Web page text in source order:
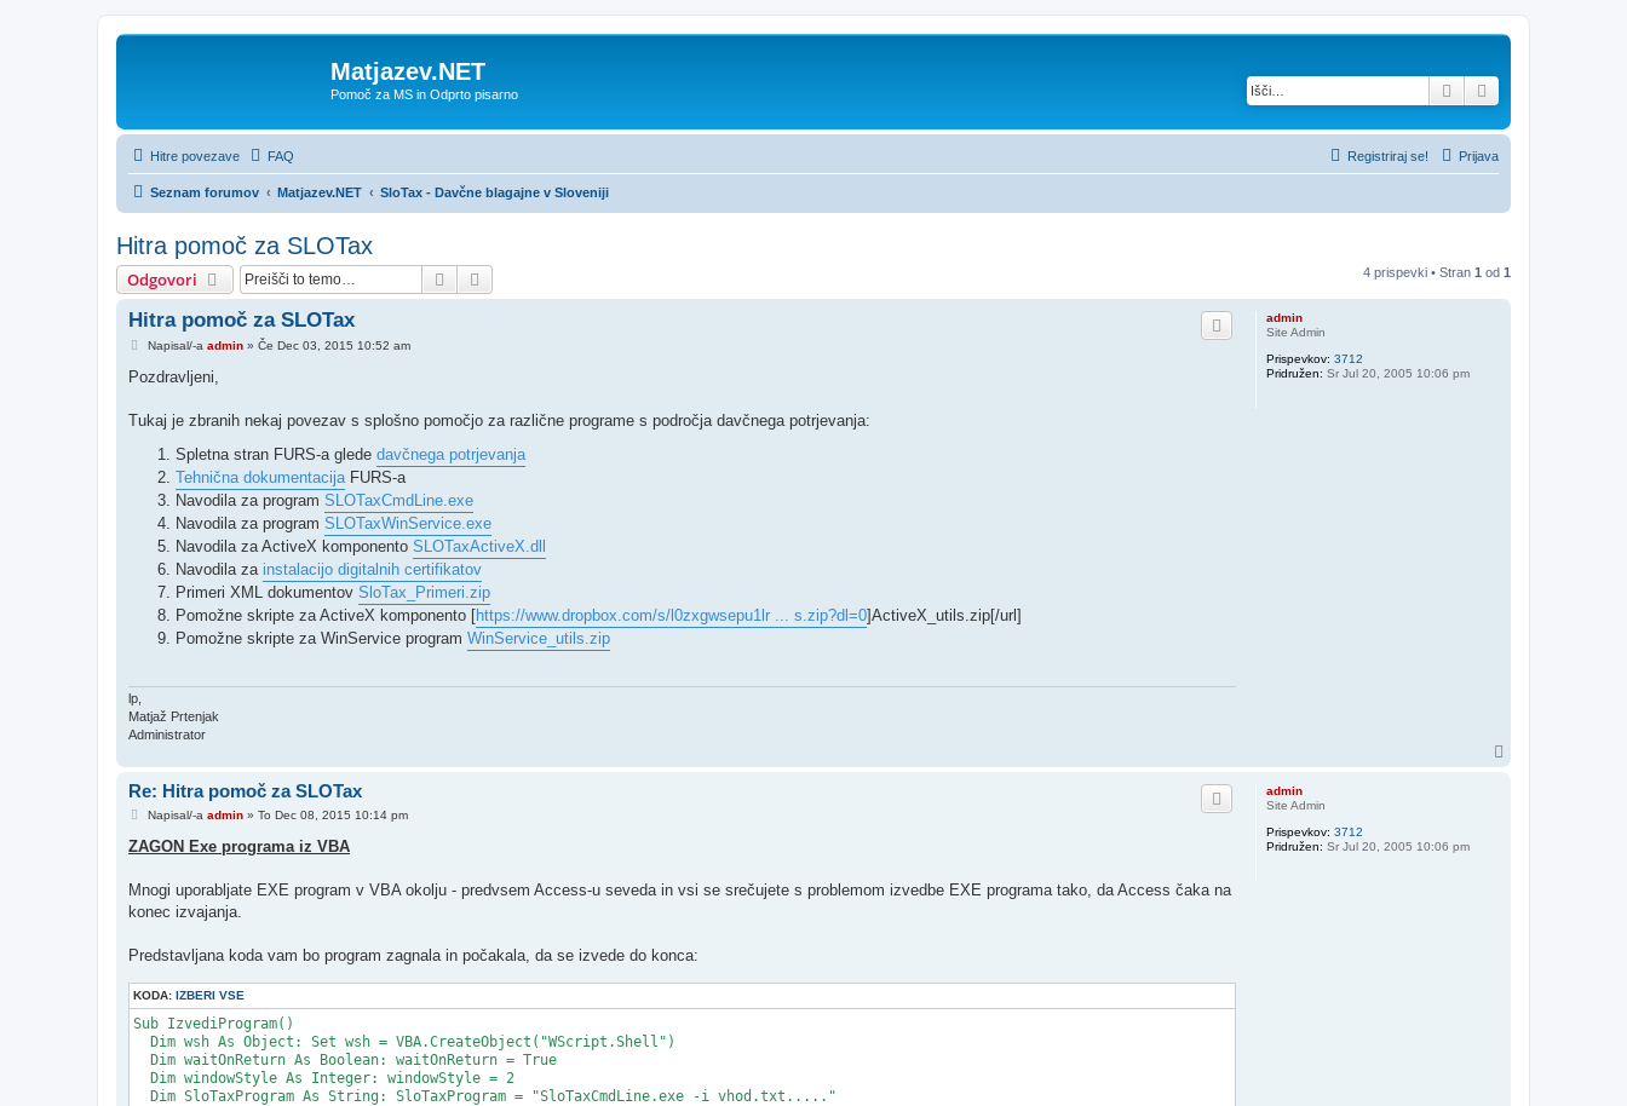
Matjazev.NET
Pomoč za MS in Odprto pisarno Iskanje
Hitre povezave FAQ Prijava
Registriraj se!
Seznam forumov Matjazev.NET SloTax - Davčne blagajne v Sloveniji
Hitra pomoč za SLOTax
Odgovori Iskanje 4 prispevki • Stran 1 od 1
admin
Site Admin
Prispevkov: 3712
Pridružen: Sr Jul 20, 2005 10:06 pm
Hitra pomoč za SLOTax
O
g
o
Napisal/-a admin» Če Dec 03, 2015 10:52 am
Pozdravljeni,
Tukaj je zbranih nekaj povezav s splošno pomočjo za različne programe s področja davčnega potrjevanja:
Spletna stran FURS-a glede davčnega potrjevanja
Tehnična dokumentacija FURS-a
Navodila za program SLOTaxCmdLine.exe
Navodila za program SLOTaxWinService.exe
Navodila za ActiveX komponento SLOTaxActiveX.dll
Navodila za instalacijo digitalnih certifikatov
Primeri XML dokumentov SloTax_Primeri.zip
Pomožne skripte za ActiveX komponento [https://www.dropbox.com/s/l0zxgwsepu1lr ... s.zip?dl=0]ActiveX_utils.zip[/url]
Pomožne skripte za WinService program WinService_utils.zip
lp,
Matjaž Prtenjak
Administrator
admin
Site Admin
Prispevkov: 3712
Pridružen: Sr Jul 20, 2005 10:06 pm
Re: Hitra pomoč za SLOTax
O
g
o
o
Napisal/-a admin» To Dec 08, 2015 10:14 pm
ZAGON Exe programa iz VBA
Mnogi uporabljate EXE program v VBA okolju - predvsem Access-u seveda in vsi se srečujete s problemom izvedbe EXE programa tako, da Access čaka na
konec izvajanja.
Predstavljana koda vam bo program zagnala in počakala, da se izvede do konca:
KODA: IZBERI VSE
Sub IzvediProgram()
  Dim wsh As Object: Set wsh = VBA.CreateObject("WScript.Shell")
  Dim waitOnReturn As Boolean: waitOnReturn = True
  Dim windowStyle As Integer: windowStyle = 2
  Dim SloTaxProgram As String: SloTaxProgram = "SloTaxCmdLine.exe -i vhod.txt....."